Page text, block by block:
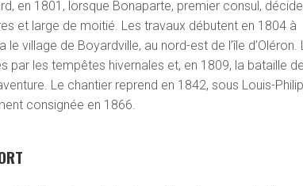
en 1801, lorsque Bonaparte, premier consul,
et large de moitié. Les travaux débutent en 1804 à
village de Boyardville, au nord-est de l’île d’Oléron.
par les tempêtes hivernales et, en 1809, la bataille de
Le chantier reprend en 1842, sous Louis-
consignée en 1866.